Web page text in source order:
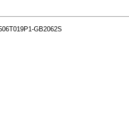
GB2062S